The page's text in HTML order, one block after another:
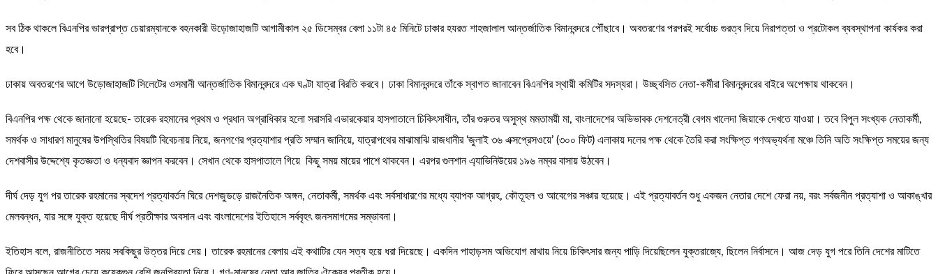
সব ঠিক থাকলে বিএনপির ভারপ্রাপ্ত চেয়ারম্যানকে বহনকারী উড়োজাহাজটি আগামীকাল ২৫ ডিসেম্বর বেলা ১১টা ৪৫ মিনিটে ঢাকার হযরত শাহজালাল আন্তর্জাতিক বিমানবন্দরে পৌঁছাবে। অবতরণের পরপরই সর্বোচ্চ গুরত্ব দিয়ে নিরাপত্তা ও প্রটোকল ব্যবস্থাপনা কার্যকর করা
হবে।
ঢাকায় অবতরণের আগে উড়োজাহাজটি সিলেটের ওসমানী আন্তর্জাতিক বিমানবন্দরে এক ঘণ্টা যাত্রা বিরতি করবে। ঢাকা বিমানবন্দরে তাঁকে স্বাগত জানাবেন বিএনপির স্থায়ী কমিটির সদস্যরা। উচ্ছ্বসিত নেতা-কর্মীরা বিমানবন্দরের বাইরে অপেক্ষায় থাকবেন।
বিএনপির পক্ষ থেকে জানানো হয়েছে- তারেক রহমানের প্রথম ও প্রধান অগ্রাধিকার হলো সরাসরি এভারকেয়ার হাসপাতালে চিকিৎসাধীন, তাঁর গুরুতর অসুস্থ মমতাময়ী মা, বাংলাদেশের অভিভাবক দেশনেত্রী বেগম খালেদা জিয়াকে দেখতে যাওয়া। তবে বিপুল সংখ্যক নেতাকর্মী,
সমর্থক ও সাধারণ মানুষের উপস্থিতির বিষয়টি বিবেচনায় নিয়ে, জনগণের প্রত্যাশার প্রতি সম্মান জানিয়ে, যাত্রাপথের মাঝামাঝি রাজধানীর ‘জুলাই ৩৬ এক্সপ্রেসওয়ে’ (৩০০ ফিট) এলাকায় দলের পক্ষ থেকে তৈরি করা সংক্ষিপ্ত গণঅভ্যর্থনা মঞ্চে তিনি অতি সংক্ষিপ্ত সময়ের জন্য
দেশবাসীর উদ্দেশ্যে কৃতজ্ঞতা ও ধন্যবাদ জ্ঞাপন করবেন। সেখান থেকে হাসপাতালে গিয়ে কিছু সময় মায়ের পাশে থাকবেন। এরপর গুলশান এ্যাভিনিউয়ের ১৯৬ নম্বর বাসায় উঠবেন।
দীর্ঘ দেড় যুগ পর তারেক রহমানের স্বদেশ প্রত্যাবর্তন ঘিরে দেশজুডড়ে রাজনৈতিক অঙ্গন, নেতাকর্মী, সমর্থক এবং সর্বসাধারণের মধ্যে ব্যাপক আগ্রহ, কৌতূহল ও আবেগের সঞ্চার হয়েছে। এই প্রত্যাবর্তন শুধু একজন নেতার দেশে ফেরা নয়, বরং সর্বজনীন প্রত্যাশা ও আকাঙ্খার
মেলবন্ধন, যার সঙ্গে যুক্ত হয়েছে দীর্ঘ প্রতীক্ষার অবসান এবং বাংলাদেশের ইতিহাসে সর্ববৃহৎ জনসমাগমের সম্ভাবনা।
ইতিহাস বলে, রাজনীতিতে সময় সবকিছুর উত্তর দিয়ে দেয়। তারেক রহমানের বেলায় এই কথাটির যেন সত্য হয়ে ধরা দিয়েছে। একদিন পাহাড়সম অভিযোগ মাথায় নিয়ে চিকিৎসার জন্য পাড়ি দিয়েছিলেন যুক্তরাজ্যে, ছিলেন নির্বাসনে। আজ দেড় যুগ পরে তিনি দেশের মাটিতে